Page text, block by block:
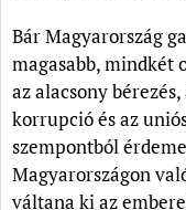
Bár Magyarország
magasabb, mindkét
az alacsony
korrupció és az
szempontból
Magyarországon
váltana ki az